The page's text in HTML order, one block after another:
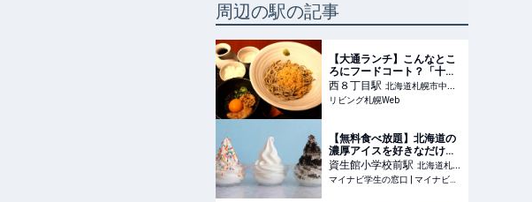
周辺の駅の記事
【大通ランチ】こんなとこ
ろにフードコート？「十割
蕎麦 大公」で背徳の追い飯
を食らう！
西８丁目駅 北海道札幌市中央
区
リビング札幌Web
【無料食べ放題】北海道の
濃厚アイスを好きなだけ！
クランチなどトッピングも
自由に遊べる「すすきの」
のホテルが最高すぎる #Z
資生館小学校前駅 北海道札幌
市中央区
マイナビ学生の窓口 | マイナビ学生の窓口